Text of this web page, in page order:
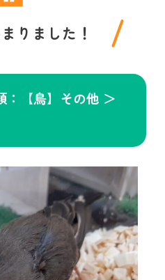
りました！
：【鳥】その他 ＞